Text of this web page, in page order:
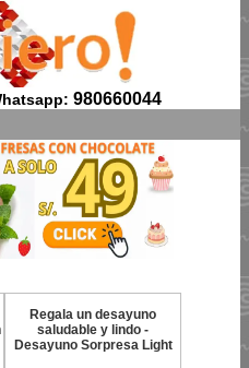
980660044
Regala un desayuno
saludable y lindo -
Desayuno Sorpresa Light